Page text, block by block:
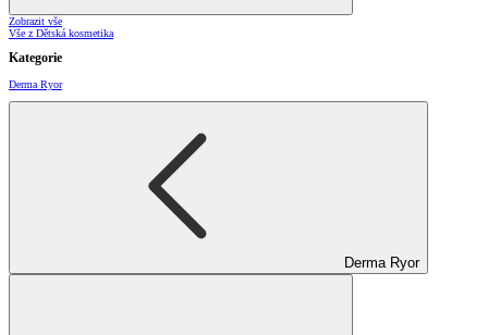
Zobrazit vše
Vše z Dětská kosmetika
Kategorie
Derma Ryor
Derma Ryor